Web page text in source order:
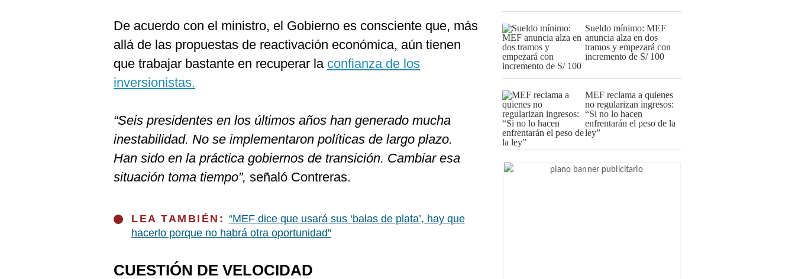
De acuerdo con el ministro, el Gobierno es consciente que, más
allá de las propuestas de reactivación económica, aún tienen
que trabajar bastante en recuperar la confianza de los
inversionistas.
“Seis presidentes en los últimos años han generado mucha
inestabilidad. No se implementaron políticas de largo plazo.
Han sido en la práctica gobiernos de transición. Cambiar esa
situación toma tiempo”, señaló Contreras.
LEA TAMBIÉN: “MEF dice que usará sus ‘balas de plata’, hay que
hacerlo porque no habrá otra oportunidad”
CUESTIÓN DE VELOCIDAD
Sueldo mínimo: MEF
anuncia alza en dos
tramos y empezará con
incremento de S/ 100
MEF reclama a quienes
no regularizan ingresos:
“Si no lo hacen
enfrentarán el peso de la
ley”